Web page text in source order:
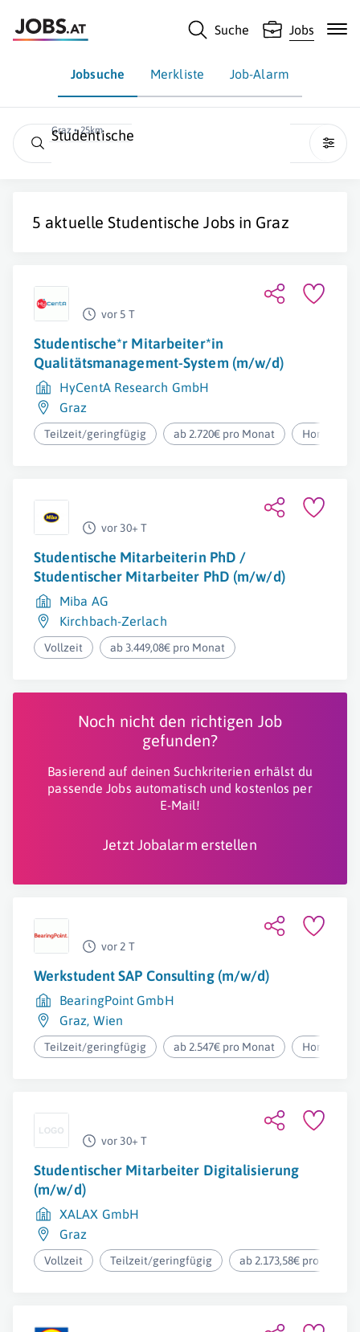
Suche Jobs
Jobsuche Merkliste Job-Alarm
Graz • 25km
Studentische
5 aktuelleStudentische Jobs in Graz
vor 5 T
Studentische*r Mitarbeiter*in
Qualitätsmanagement-System (m/w/d)
HyCentA Research GmbH
Graz
Teilzeit/geringfügig ab 2.720€ pro Monat
vor 30+ T
Studentische Mitarbeiterin PhD /
Studentischer Mitarbeiter PhD (m/w/d)
Miba AG
Kirchbach-Zerlach
Vollzeit ab 3.449,08€ pro Monat
Noch nicht den richtigen Job
gefunden?
Basierend auf deinen Suchkriterien erhälst du
passende Jobs automatisch und kostenlos per
E-Mail!
Jetzt Jobalarm erstellen
vor 2 T
Werkstudent SAP Consulting (m/w/d)
BearingPoint GmbH
Graz, Wien
Teilzeit/geringfügig ab 2.547€ pro Monat
vor 30+ T
Studentischer Mitarbeiter Digitalisierung
(m/w/d)
XALAX GmbH
Graz
Vollzeit Teilzeit/geringfügig ab 2.173,58€ pro Monat